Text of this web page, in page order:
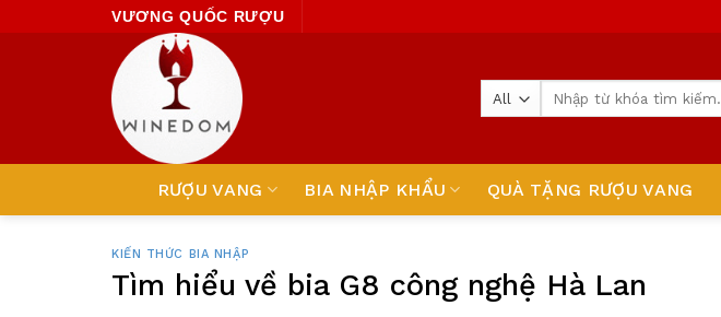
to
VƯƠNG QUỐC RƯỢU
RƯỢU VANG BIA NHẬP KHẨU QUÀ TẶNG RƯỢU VANG
KIẾN THỨC BIA NHẬP
Tìm hiểu về bia G8 công nghệ Hà Lan